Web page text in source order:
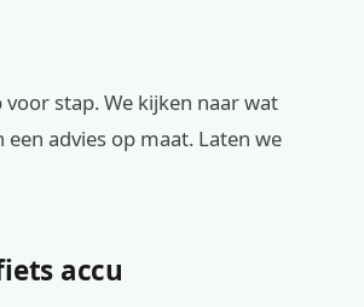
stap. We kijken naar wat
advies op maat. Laten we
accu